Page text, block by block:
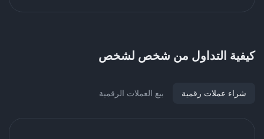
كيفية التداول من شخص لشخص
شراء عملات رقمية بيع العملات الرقمية